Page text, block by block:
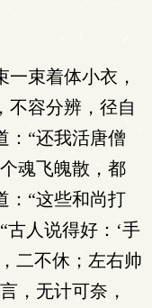
束着体小衣，
不容分辨，径自
：“还我活唐僧
魂飞魄散，都
：“这些和尚打
古人说得好：‘手
二不休；左右帅
，无计可奈，